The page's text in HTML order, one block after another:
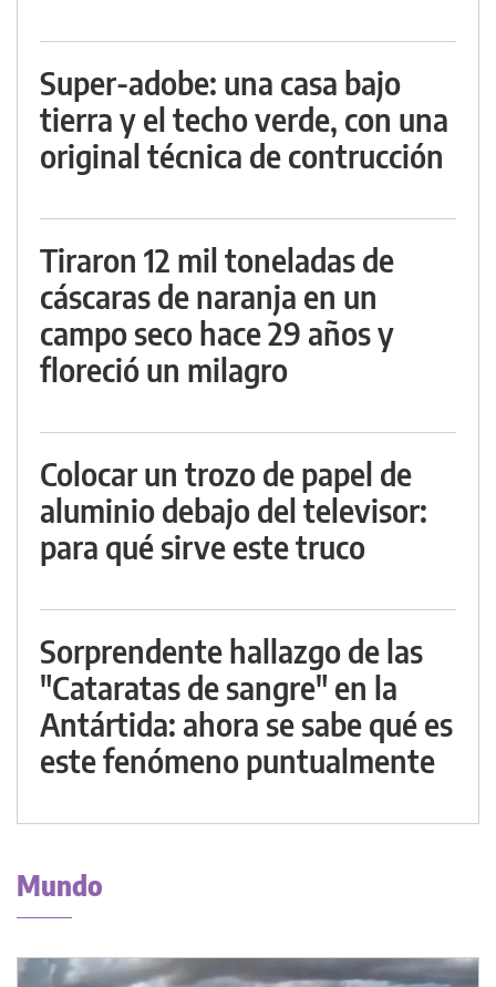
Super-adobe: una casa bajo
tierra y el techo verde, con una
original técnica de contrucción
Tiraron 12 mil toneladas de
cáscaras de naranja en un
campo seco hace 29 años y
floreció un milagro
Colocar un trozo de papel de
aluminio debajo del televisor:
para qué sirve este truco
Sorprendente hallazgo de las
"Cataratas de sangre" en la
Antártida: ahora se sabe qué es
este fenómeno puntualmente
Mundo